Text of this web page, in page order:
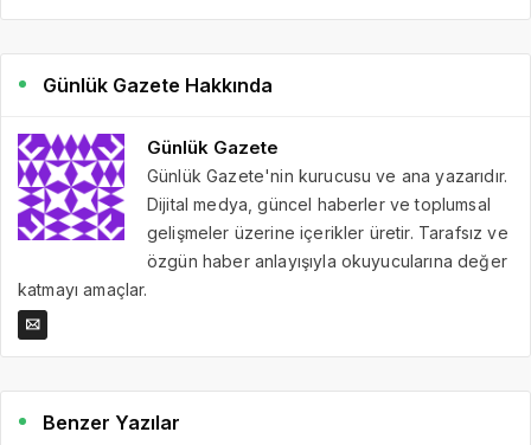
Günlük Gazete Hakkında
Günlük Gazete
Günlük Gazete'nin kurucusu ve ana yazarıdır.
Dijital medya, güncel haberler ve toplumsal
gelişmeler üzerine içerikler üretir. Tarafsız ve
özgün haber anlayışıyla okuyucularına değer
katmayı amaçlar.
Benzer Yazılar